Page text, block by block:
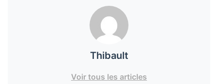
Thibault
Voir tous les articles